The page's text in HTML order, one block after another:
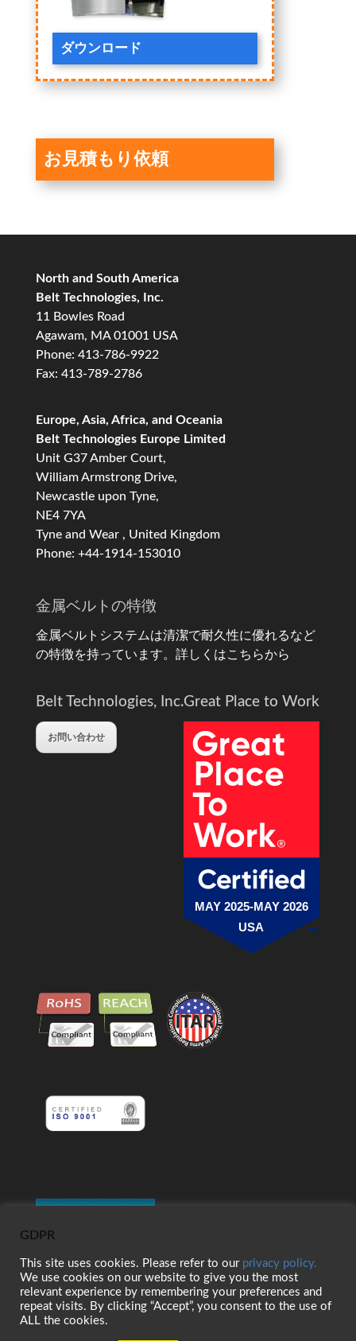
ダウンロード
お見積もり依頼
North and South America
Belt Technologies, Inc.
11 Bowles Road
Agawam, MA 01001 USA
Phone: 413-786-9922
Fax: 413-789-2786
Europe, Asia, Africa, and Oceania
Belt Technologies Europe Limited
Unit G37 Amber Court,
William Armstrong Drive,
Newcastle upon Tyne,
NE4 7YA
Tyne and Wear , United Kingdom
Phone: +44-1914-153010
金属ベルトの特徴
金属ベルトシステムは清潔で耐久性に優れるなど
の特徴を持っています。 詳しくはこちらから
Belt Technologies, Inc.
お問い合わせ
Great Place to Work
MAY 2025-MAY 2026
USA
GDPR
This site uses cookies. Please refer to our privacy policy.
We use cookies on our website to give you the most
relevant experience by remembering your preferences and
repeat visits. By clicking “Accept”, you consent to the use of
ALL the cookies.